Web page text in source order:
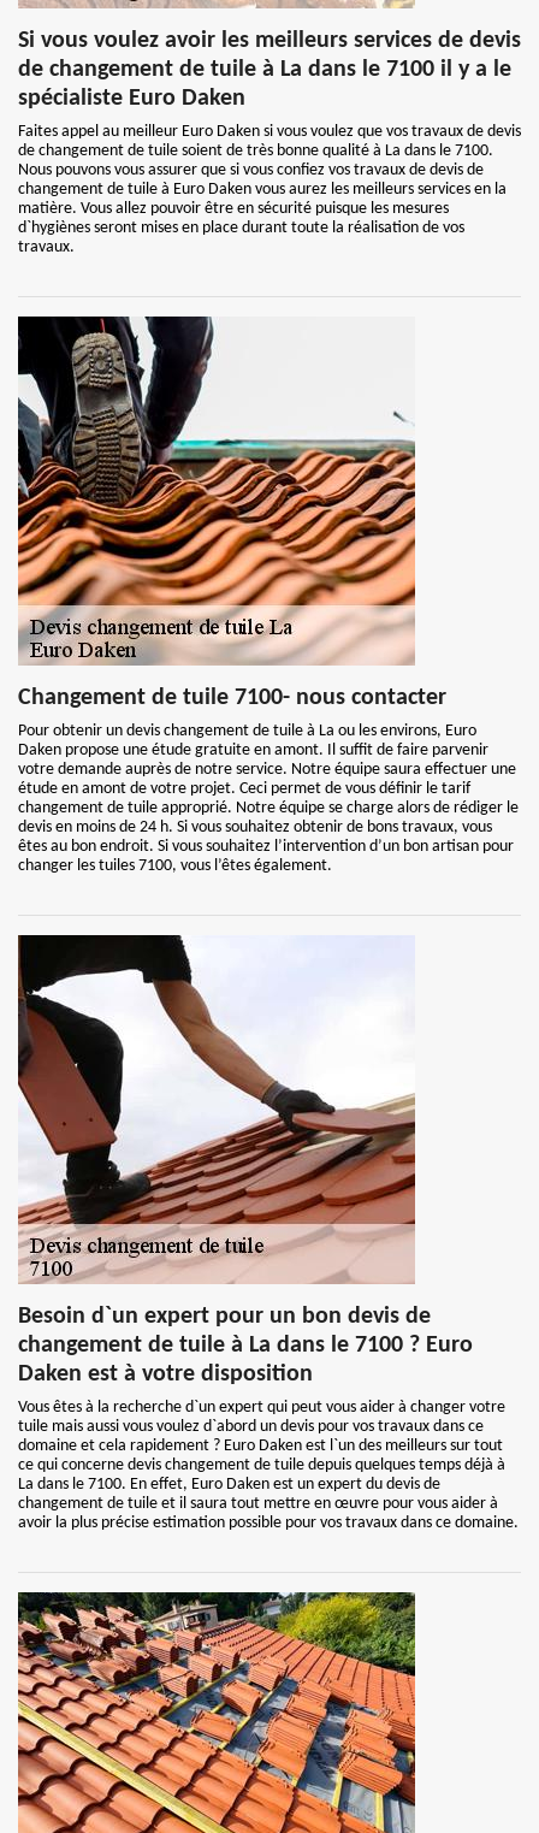
Si vous voulez avoir les meilleurs services de devis
de changement de tuile à La dans le 7100 il y a le
spécialiste Euro Daken
Faites appel au meilleur Euro Daken si vous voulez que vos travaux de devis
de changement de tuile soient de très bonne qualité à La dans le 7100.
Nous pouvons vous assurer que si vous confiez vos travaux de devis de
changement de tuile à Euro Daken vous aurez les meilleurs services en la
matière. Vous allez pouvoir être en sécurité puisque les mesures
d`hygiènes seront mises en place durant toute la réalisation de vos
travaux.
Changement de tuile 7100- nous contacter
Pour obtenir un devis changement de tuile à La ou les environs, Euro
Daken propose une étude gratuite en amont. Il suffit de faire parvenir
votre demande auprès de notre service. Notre équipe saura effectuer une
étude en amont de votre projet. Ceci permet de vous définir le tarif
changement de tuile approprié. Notre équipe se charge alors de rédiger le
devis en moins de 24 h. Si vous souhaitez obtenir de bons travaux, vous
êtes au bon endroit. Si vous souhaitez l’intervention d’un bon artisan pour
changer les tuiles 7100, vous l’êtes également.
Besoin d`un expert pour un bon devis de
changement de tuile à La dans le 7100 ? Euro
Daken est à votre disposition
Vous êtes à la recherche d`un expert qui peut vous aider à changer votre
tuile mais aussi vous voulez d`abord un devis pour vos travaux dans ce
domaine et cela rapidement ? Euro Daken est l`un des meilleurs sur tout
ce qui concerne devis changement de tuile depuis quelques temps déjà à
La dans le 7100. En effet, Euro Daken est un expert du devis de
changement de tuile et il saura tout mettre en œuvre pour vous aider à
avoir la plus précise estimation possible pour vos travaux dans ce domaine.